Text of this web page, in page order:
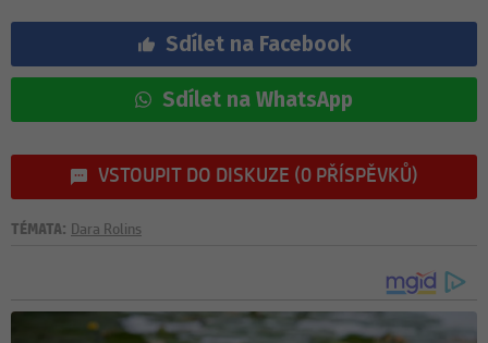
Sdílet na Facebook
Sdílet na WhatsApp
VSTOUPIT DO DISKUZE (0 PŘÍSPĚVKŮ)
TÉMATA: Dara Rolins